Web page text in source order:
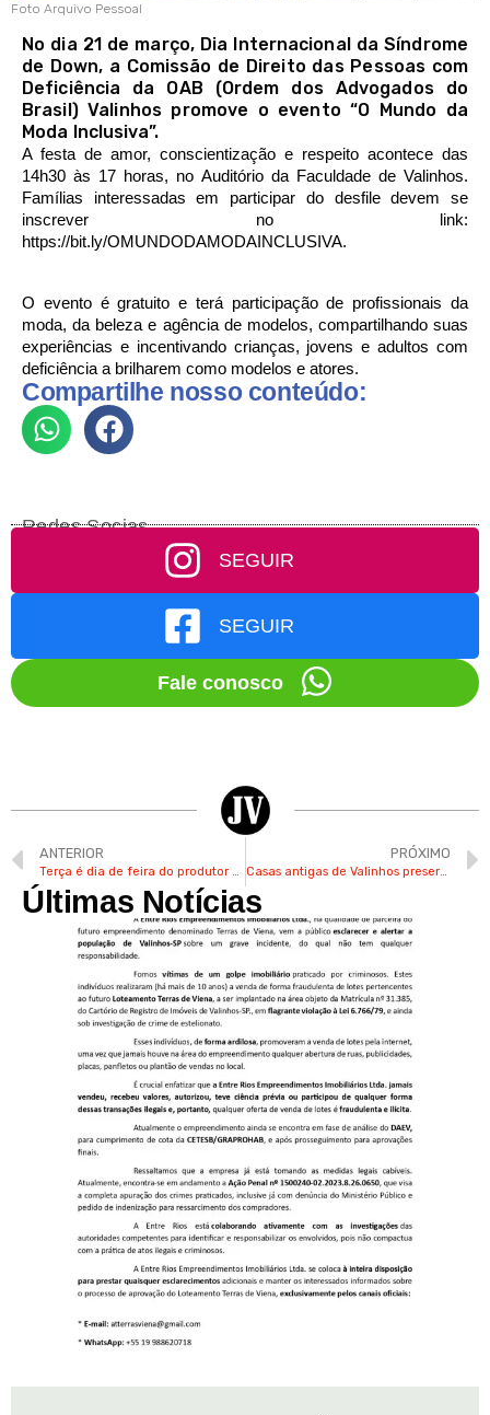
Foto Arquivo Pessoal
No dia 21 de março, Dia Internacional da Síndrome
de Down, a Comissão de Direito das Pessoas com
Deficiência da OAB (Ordem dos Advogados do
Brasil) Valinhos promove o evento “O Mundo da
Moda Inclusiva”.
A festa de amor, conscientização e respeito acontece das
14h30 às 17 horas, no Auditório da Faculdade de Valinhos.
Famílias interessadas em participar do desfile devem se
inscrever no link:
https://bit.ly/OMUNDODAMODAINCLUSIVA.
O evento é gratuito e terá participação de profissionais da
moda, da beleza e agência de modelos, compartilhando suas
experiências e incentivando crianças, jovens e adultos com
deficiência a brilharem como modelos e atores.
Compartilhe nosso conteúdo:
Redes Socias
SEGUIR
SEGUIR
Fale conosco
ANTERIOR
Terça é dia de feira do produtor no Jardim do Lago em Valinhos
PRÓXIMO
Casas antigas de Valinhos preservam a história da cidade
Últimas Notícias